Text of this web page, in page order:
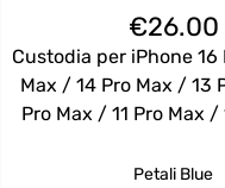
€26.00
Custodia per iPhone 16
Max / 14 Pro Max / 13
Pro Max / 11 Pro Max /
Petali Blue